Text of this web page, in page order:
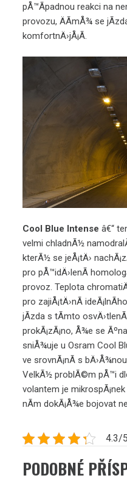
pÅ™Ã­padnou reakci na
provozu, ÄÃ­mÅ¾ se jÃ­zda
komfortnÄ›jÅ¡Ã­.
Cool Blue Intense â€“
velmi chladnÃ½
kterÃ½ se jeÅ¡tÄ›
pro pÅ™idÄ›lenÃ­
provoz. Teplota
pro zajiÅ¡tÄ›nÃ­
jÃ­zda s tÃ­mto
prokÃ¡zÃ¡no, Å¾e se
sniÅ¾uje uOsram Cool
ve srovnÃ¡nÃ­ s
VelkÃ½ problÃ©m pÅ™i
volantem je
nÃ­m dokÃ¡Å¾e bojovat
4.3/
PODOBNÉ